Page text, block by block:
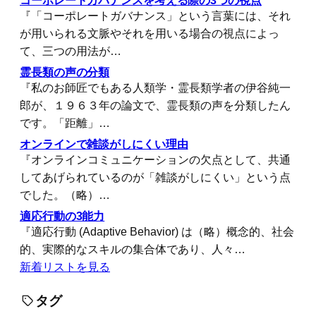
『「コーポレートガバナンス」という言葉には、それ
が用いられる文脈やそれを用いる場合の視点によっ
て、三つの用法が…
霊長類の声の分類
『私のお師匠でもある人類学・霊長類学者の伊谷純一
郎が、１９６３年の論文で、霊長類の声を分類したん
です。「距離」…
オンラインで雑談がしにくい理由
『オンラインコミュニケーションの欠点として、共通
してあげられているのが「雑談がしにくい」という点
でした。（略）…
適応行動の3能力
『適応行動 (Adaptive Behavior) は（略）概念的、社会
的、実際的なスキルの集合体であり、人々…
新着リストを見る
タグ